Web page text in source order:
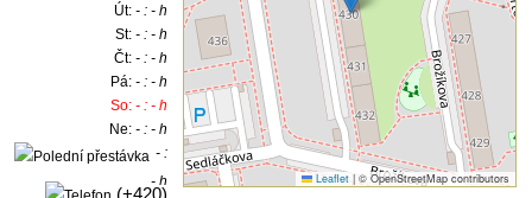
Út:- : - h
St:- : - h
Čt:- : - h
Pá:- : - h
So:- : - h
Ne:- : - h
- :
- h
Leaflet |© OpenStreetMap contributors